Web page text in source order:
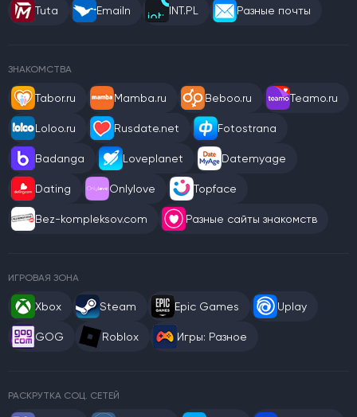
Tuta Emailn INT.PL Разные почты
ЗНАКОМСТВА
Tabor.ru Mamba.ru Beboo.ru Teamo.ru
Loloo.ru Rusdate.net Fotostrana
Badanga Loveplanet Datemyage
Dating Onlylove Topface
Bez-kompleksov.com Разные сайты знакомств
ИГРОВАЯ ЗОНА
Xbox Steam Epic Games Uplay
GOG Roblox Игры: Разное
РАСКРУТКА СОЦ. СЕТЕЙ